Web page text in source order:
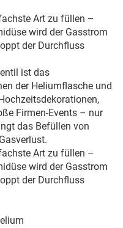
Art zu füllen –
wird der Gasstrom
der Durchfluss
ist das
der Heliumflasche und
Firmen-Events – nur
das Befüllen von
Art zu füllen –
wird der Gasstrom
der Durchfluss